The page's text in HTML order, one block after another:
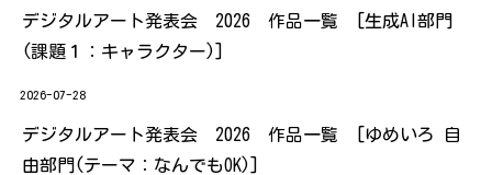
デジタルアート発表会 2026 作品一覧 [生成AI部門
(課題１：キャラクター)]
2026-07-28
デジタルアート発表会 2026 作品一覧 [ゆめいろ 自
由部門(テーマ：なんでもOK)]